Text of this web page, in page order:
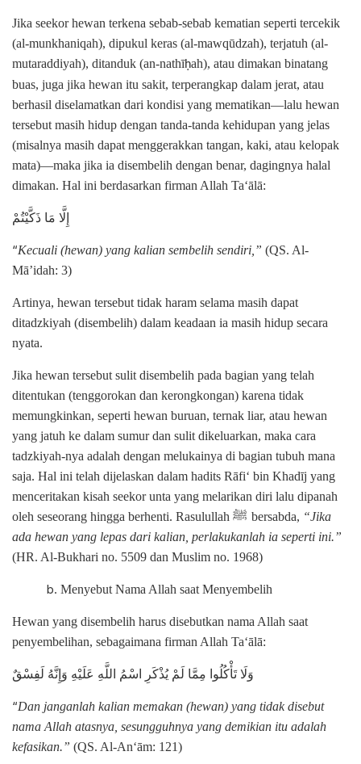
Jika seekor hewan terkena sebab-sebab kematian seperti tercekik
(al-munkhaniqah), dipukul keras (al-mawqūdzah), terjatuh (al-
mutaraddiyah), ditanduk (an-nathīḥah), atau dimakan binatang
buas, juga jika hewan itu sakit, terperangkap dalam jerat, atau
berhasil diselamatkan dari kondisi yang mematikan—lalu hewan
tersebut masih hidup dengan tanda-tanda kehidupan yang jelas
(misalnya masih dapat menggerakkan tangan, kaki, atau kelopak
mata)—maka jika ia disembelih dengan benar, dagingnya halal
dimakan. Hal ini berdasarkan firman Allah Ta‘ālā:
إِلَّا مَا ذَكَّيْتُمْ
“Kecuali (hewan) yang kalian sembelih sendiri,” (QS. Al-
Mā’idah: 3)
Artinya, hewan tersebut tidak haram selama masih dapat
ditadzkiyah (disembelih) dalam keadaan ia masih hidup secara
nyata.
Jika hewan tersebut sulit disembelih pada bagian yang telah
ditentukan (tenggorokan dan kerongkongan) karena tidak
memungkinkan, seperti hewan buruan, ternak liar, atau hewan
yang jatuh ke dalam sumur dan sulit dikeluarkan, maka cara
tadzkiyah-nya adalah dengan melukainya di bagian tubuh mana
saja. Hal ini telah dijelaskan dalam hadits Rāfi‘ bin Khadīj yang
menceritakan kisah seekor unta yang melarikan diri lalu dipanah
oleh seseorang hingga berhenti. Rasulullah
bersabda, “Jika
ada hewan yang lepas dari kalian, perlakukanlah ia seperti ini.”
(HR. Al-Bukhari no. 5509 dan Muslim no. 1968)
Menyebut Nama Allah saat Menyembelih
Hewan yang disembelih harus disebutkan nama Allah saat
penyembelihan, sebagaimana firman Allah Ta‘ālā:
وَلَا تَأْكُلُوا مِمَّا لَمْ يُذْكَرِ اسْمُ اللَّهِ عَلَيْهِ وَإِنَّهُ لَفِسْقٌ
“Dan janganlah kalian memakan (hewan) yang tidak disebut
nama Allah atasnya, sesungguhnya yang demikian itu adalah
kefasikan.” (QS. Al-An‘ām: 121)